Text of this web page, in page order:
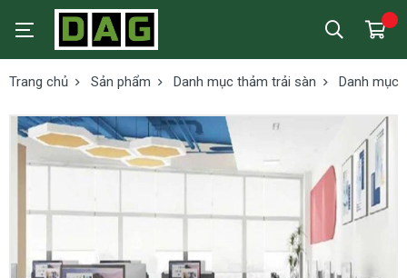
Trang chủ Sản phẩm Danh mục thảm trải sàn Danh mục